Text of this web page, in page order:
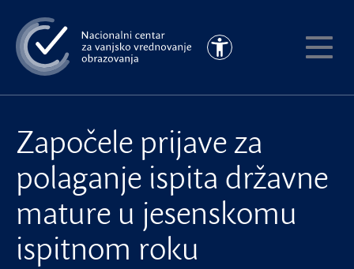
na
glavni
sadržaj
Pristupačnost
Započele prijave za
polaganje ispita državne
mature u jesenskomu
ispitnom roku